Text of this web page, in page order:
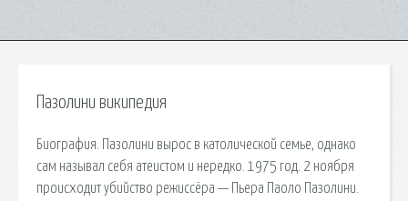
Пазолини википедия
Биография. Пазолини вырос в католической семье, однако
сам называл себя атеистом и нередко. 1975 год. 2 ноября
происходит убийство режиссёра — Пьера Паоло Пазолини.